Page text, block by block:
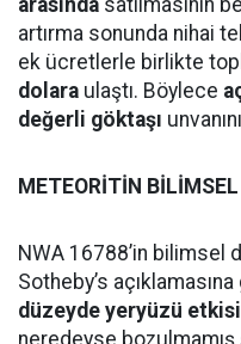
arasında satılmasının
artırma sonunda nihai
ek ücretlerle birlikte
dolara ulaştı. Böylece
değerli göktaşı
METEORİTİN
NWA 16788’in bilimsel
Sotheby’s
düzeyde yeryüzü
neredeyse